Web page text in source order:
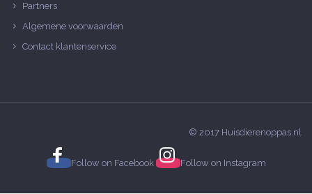
Partners
Algemene voorwaarden
Contact klantenservice
© 2017 Huisdierenoppas.nl
Follow on Facebook Follow on Instagram